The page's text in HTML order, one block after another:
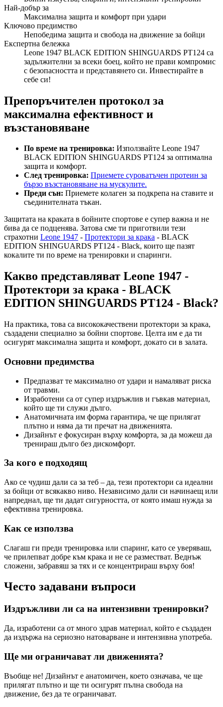
Най-добър за
Максимална защита и комфорт при удари
Ключово предимство
Непобедима защита и свобода на движение за бойци
Експертна бележка
Leone 1947 BLACK EDITION SHINGUARDS PT124 са
задължителни за всеки боец, който не прави компромис
с безопасността и представянето си. Инвестирайте в
себе си!
Препоръчителен протокол за
максимална ефективност и
възстановяване
По време на тренировка: Използвайте Leone 1947
BLACK EDITION SHINGUARDS PT124 за оптимална
защита и комфорт.
След тренировка: Приемете суроватъчен протеин за
бързо възстановяване на мускулите.
Преди сън: Приемете колаген за подкрепа на ставите и
съединителната тъкан.
Защитата на краката в бойните спортове е супер важна и не
бива да се подценява. Затова сме ти приготвили тези
страхотни Leone 1947 - Протектори за крака - BLACK
EDITION SHINGUARDS PT124 - Black, които ще пазят
кокалите ти по време на тренировки и спаринги.
Какво представляват Leone 1947 -
Протектори за крака - BLACK
EDITION SHINGUARDS PT124 - Black?
На практика, това са висококачествени протектори за крака,
създадени специално за бойни спортове. Целта им е да ти
осигурят максимална защита и комфорт, докато си в залата.
Основни предимства
Предпазват те максимално от удари и намаляват риска
от травми.
Изработени са от супер издръжлив и гъвкав материал,
който ще ти служи дълго.
Анатомичната им форма гарантира, че ще прилягат
плътно и няма да ти пречат на движенията.
Дизайнът е фокусиран върху комфорта, за да можеш да
тренираш дълго без дискомфорт.
За кого е подходящ
Ако се чудиш дали са за теб – да, тези протектори са идеални
за бойци от всякакво ниво. Независимо дали си начинаещ или
напреднал, ще ти дадат сигурността, от която имаш нужда за
ефективна тренировка.
Как се използва
Слагаш ги преди тренировка или спаринг, като се уверяваш,
че прилепват добре към крака и не се разместват. Веднъж
сложени, забравяш за тях и се концентрираш върху боя!
Често задавани въпроси
Издръжливи ли са на интензивни тренировки?
Да, изработени са от много здрав материал, който е създаден
да издържа на сериозно натоварване и интензивна употреба.
Ще ми ограничават ли движенията?
Въобще не! Дизайнът е анатомичен, което означава, че ще
прилягат плътно и ще ти осигурят пълна свобода на
движение, без да те ограничават.